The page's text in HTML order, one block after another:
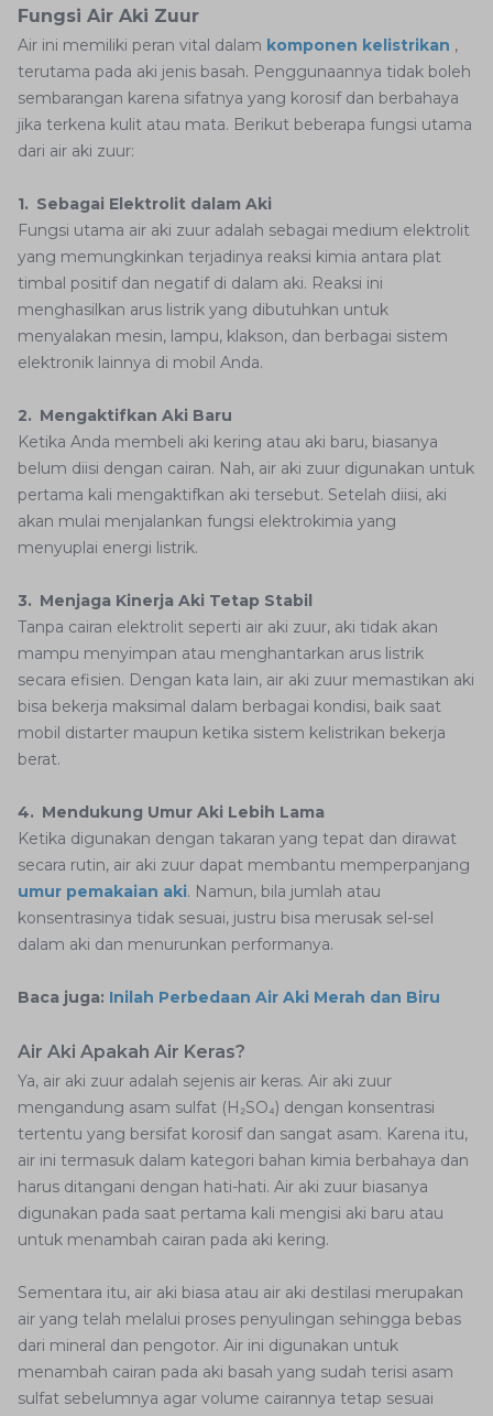
Fungsi Air Aki Zuur
Air ini memiliki peran vital dalam komponen kelistrikan ,
terutama pada aki jenis basah. Penggunaannya tidak boleh
sembarangan karena sifatnya yang korosif dan berbahaya
jika terkena kulit atau mata. Berikut beberapa fungsi utama
dari air aki zuur:
1. Sebagai Elektrolit dalam Aki
Fungsi utama air aki zuur adalah sebagai medium elektrolit
yang memungkinkan terjadinya reaksi kimia antara plat
timbal positif dan negatif di dalam aki. Reaksi ini
menghasilkan arus listrik yang dibutuhkan untuk
menyalakan mesin, lampu, klakson, dan berbagai sistem
elektronik lainnya di mobil Anda.
2. Mengaktifkan Aki Baru
Ketika Anda membeli aki kering atau aki baru, biasanya
belum diisi dengan cairan. Nah, air aki zuur digunakan untuk
pertama kali mengaktifkan aki tersebut. Setelah diisi, aki
akan mulai menjalankan fungsi elektrokimia yang
menyuplai energi listrik.
3. Menjaga Kinerja Aki Tetap Stabil
Tanpa cairan elektrolit seperti air aki zuur, aki tidak akan
mampu menyimpan atau menghantarkan arus listrik
secara efisien. Dengan kata lain, air aki zuur memastikan aki
bisa bekerja maksimal dalam berbagai kondisi, baik saat
mobil distarter maupun ketika sistem kelistrikan bekerja
berat.
4. Mendukung Umur Aki Lebih Lama
Ketika digunakan dengan takaran yang tepat dan dirawat
secara rutin, air aki zuur dapat membantu memperpanjang
umur pemakaian aki. Namun, bila jumlah atau
konsentrasinya tidak sesuai, justru bisa merusak sel-sel
dalam aki dan menurunkan performanya.
Baca juga: Inilah Perbedaan Air Aki Merah dan Biru
Air Aki Apakah Air Keras?
Ya, air aki zuur adalah sejenis air keras. Air aki zuur
mengandung asam sulfat (H₂SO₄) dengan konsentrasi
tertentu yang bersifat korosif dan sangat asam. Karena itu,
air ini termasuk dalam kategori bahan kimia berbahaya dan
harus ditangani dengan hati-hati. Air aki zuur biasanya
digunakan pada saat pertama kali mengisi aki baru atau
untuk menambah cairan pada aki kering.
Sementara itu, air aki biasa atau air aki destilasi merupakan
air yang telah melalui proses penyulingan sehingga bebas
dari mineral dan pengotor. Air ini digunakan untuk
menambah cairan pada aki basah yang sudah terisi asam
sulfat sebelumnya agar volume cairannya tetap sesuai